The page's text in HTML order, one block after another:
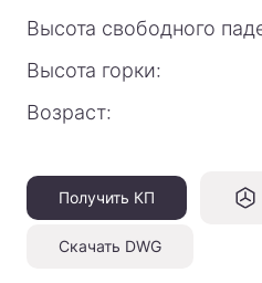
Высота свободного
Высота горки:
Возраст:
Получить КП
Скачать DWG